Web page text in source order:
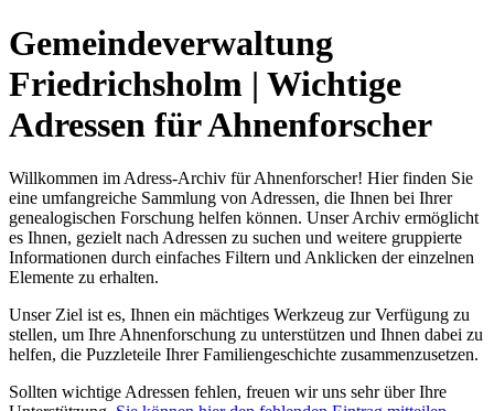
Gemeindeverwaltung
Friedrichsholm | Wichtige
Adressen für Ahnenforscher
Willkommen im Adress-Archiv für Ahnenforscher! Hier finden Sie
eine umfangreiche Sammlung von Adressen, die Ihnen bei Ihrer
genealogischen Forschung helfen können. Unser Archiv ermöglicht
es Ihnen, gezielt nach Adressen zu suchen und weitere gruppierte
Informationen durch einfaches Filtern und Anklicken der einzelnen
Elemente zu erhalten.
Unser Ziel ist es, Ihnen ein mächtiges Werkzeug zur Verfügung zu
stellen, um Ihre Ahnenforschung zu unterstützen und Ihnen dabei zu
helfen, die Puzzleteile Ihrer Familiengeschichte zusammenzusetzen.
Sollten wichtige Adressen fehlen, freuen wir uns sehr über Ihre